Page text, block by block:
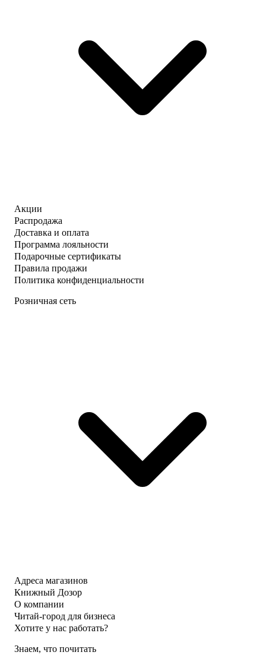
Акции
Распродажа
Доставка и оплата
Программа лояльности
Подарочные сертификаты
Правила продажи
Политика конфиденциальности
Розничная сеть
Адреса магазинов
Книжный Дозор
О компании
Читай-город для бизнеса
Хотите у нас работать?
Знаем, что почитать